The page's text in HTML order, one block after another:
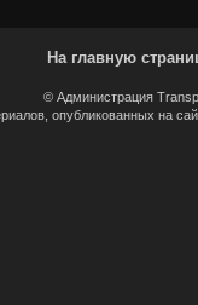
На главную
© Администрация
опубликованных на